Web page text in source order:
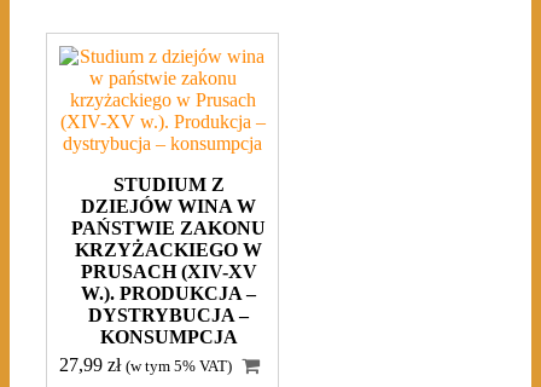
STUDIUM Z
DZIEJÓW WINA W
PAŃSTWIE ZAKONU
KRZYŻACKIEGO W
PRUSACH (XIV-XV
W.). PRODUKCJA –
DYSTRYBUCJA –
KONSUMPCJA
27,99 zł (w tym 5% VAT)